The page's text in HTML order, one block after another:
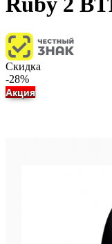
Скидка
-28%
Акция